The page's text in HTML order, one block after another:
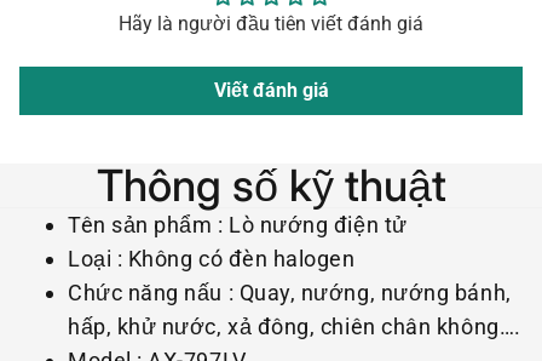
Hãy là người đầu tiên viết đánh giá
Viết đánh giá
Thông số kỹ thuật
Tên sản phẩm : Lò nướng điện tử
Loại : Không có đèn halogen
Chức năng nấu : Quay, nướng, nướng bánh,
hấp, khử nước, xả đông, chiên chân không….